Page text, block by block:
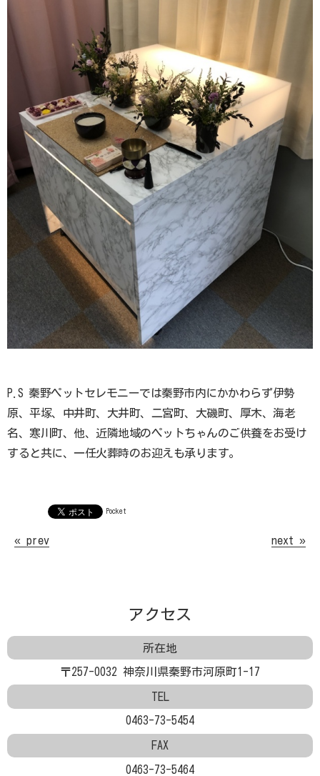
P.S 秦野ペットセレモニーでは秦野市内にかかわらず伊勢
原、平塚、中井町、大井町、二宮町、大磯町、厚木、海老
名、寒川町、他、近隣地域のペットちゃんのご供養をお受け
すると共に、一任火葬時のお迎えも承ります。
Pocket
« prev next »
アクセス
所在地
〒257-0032 神奈川県秦野市河原町1-17
TEL
0463-73-5454
FAX
0463-73-5464